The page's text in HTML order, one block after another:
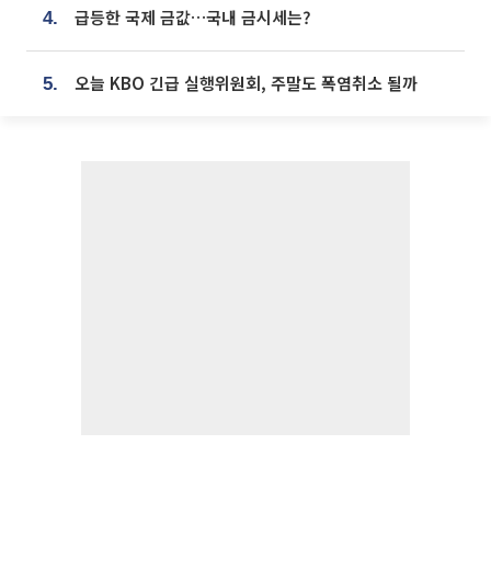
4. 급등한 국제 금값…국내 금시세는?
5. 오늘 KBO 긴급 실행위원회, 주말도 폭염취소 될까